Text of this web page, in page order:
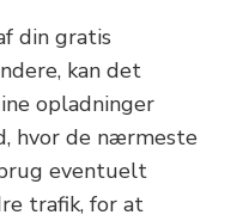
din gratis
kan det
opladninger
hvor de nærmeste
eventuelt
trafik, for at